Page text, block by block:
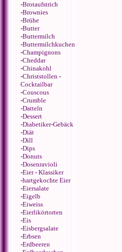
-Brotaufstrich
-Brownies
-Brühe
-Butter
-Buttermilch
-Buttermilchkuchen
-Champignons
-Cheddar
-Chinakohl
-Christstollen -
Cocktailbar
-Couscous
-Crumble
-Datteln
-Dessert
-Diabetiker-Gebäck
-Diät
-Dill
-Dips
-Donuts
-Dosenravioli
-Eier - Klassiker
-hartgekochte Eier
-Eiersalate
-Eigelb
-Eiweiss
-Eierlikörtorten
-Eis
-Eisbergsalate
-Erbsen
-Erdbeeren